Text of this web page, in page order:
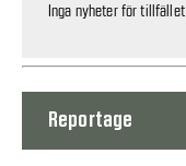
Inga nyheter för tillfället.
Reportage